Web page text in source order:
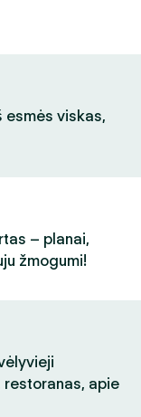
esmės viskas,
– planai,
žmogumi!
restoranas, apie